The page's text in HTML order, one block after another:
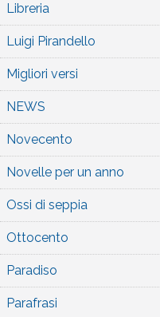
Libreria
Luigi Pirandello
Migliori versi
NEWS
Novecento
Novelle per un anno
Ossi di seppia
Ottocento
Paradiso
Parafrasi